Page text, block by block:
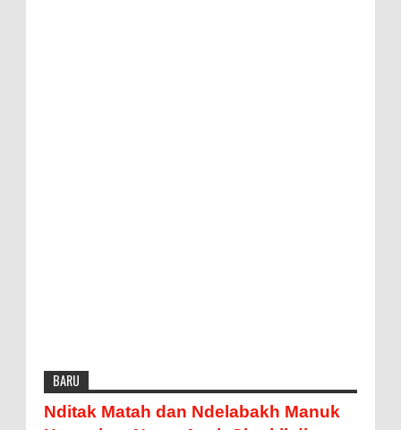
BARU
Nditak Matah dan Ndelabakh Manuk